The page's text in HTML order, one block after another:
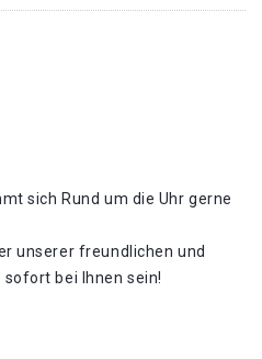
sich Rund um die Uhr gerne
unserer freundlichen und
bei Ihnen sein!